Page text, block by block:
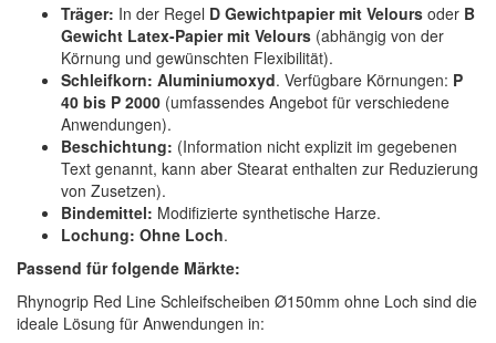
Träger: In der Regel D Gewichtpapier mit Velours oder B
Gewicht Latex-Papier mit Velours (abhängig von der
Körnung und gewünschten Flexibilität).
Schleifkorn: Aluminiumoxyd. Verfügbare Körnungen: P
40 bis P 2000 (umfassendes Angebot für verschiedene
Anwendungen).
Beschichtung: (Information nicht explizit im gegebenen
Text genannt, kann aber Stearat enthalten zur Reduzierung
von Zusetzen).
Bindemittel: Modifizierte synthetische Harze.
Lochung: Ohne Loch.
Passend für folgende Märkte:
Rhynogrip Red Line Schleifscheiben Ø150mm ohne Loch sind die
ideale Lösung für Anwendungen in: